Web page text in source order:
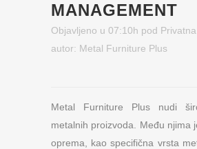
MANAGEMENT
Objavljeno u 07:10h pod
autor: Metal Furniture Plus
Metal Furniture Plus nudi
metalnih proizvoda. Među njima
oprema, kao specifična vrsta